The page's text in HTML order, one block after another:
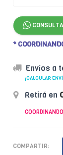
*
Envíos a
¡CALCULAR
Retirá en
COMPARTIR: